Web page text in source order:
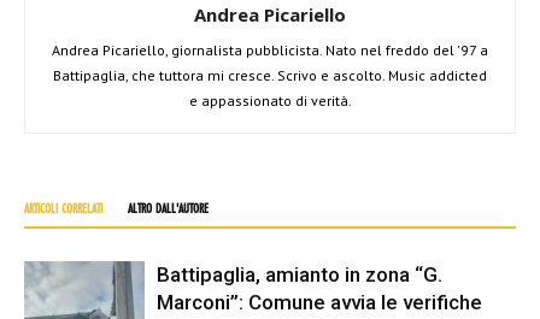
Andrea Picariello
Andrea Picariello, giornalista pubblicista. Nato nel freddo del '97 a
Battipaglia, che tuttora mi cresce. Scrivo e ascolto. Music addicted
e appassionato di verità.
ARTICOLI CORRELATI ALTRO DALL'AUTORE
Battipaglia, amianto in zona “G.
Marconi”: Comune avvia le verifiche